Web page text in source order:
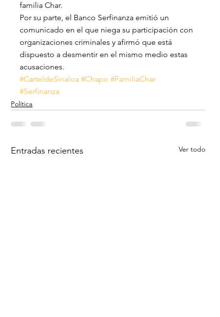
familia Char.
Por su parte, el Banco Serfinanza emitió un
comunicado en el que niega su participación con
organizaciones criminales y afirmó que está
dispuesto a desmentir en el mismo medio estas
acusaciones.
#CarteldeSinaloa #Chapo #FamiliaChar
#Serfinanza
Política
Entradas recientes Ver todo